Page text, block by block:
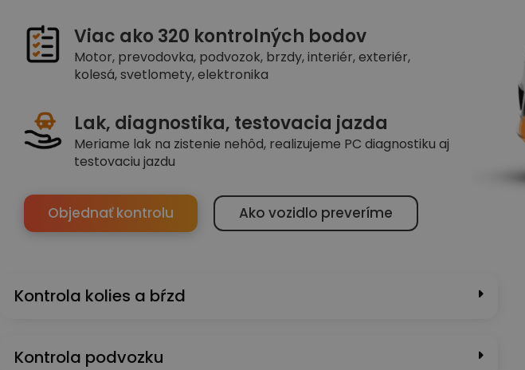
Viac ako 320 kontrolných bodov
Motor, prevodovka, podvozok, brzdy, interiér, exteriér,
kolesá, svetlomety, elektronika
Lak, diagnostika, testovacia jazda
Meriame lak na zistenie nehôd, realizujeme PC diagnostiku aj
testovaciu jazdu
Objednať kontrolu Ako vozidlo preveríme
Kontrola kolies a bŕzd
Kontrola podvozku